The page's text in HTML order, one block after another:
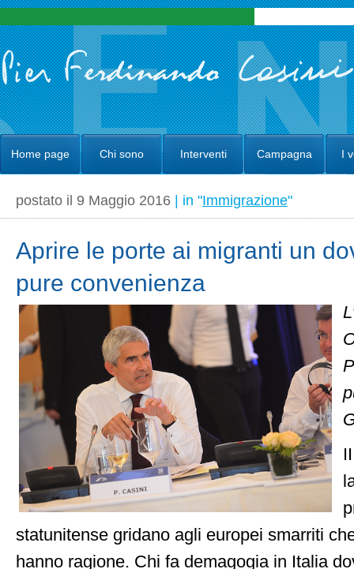
Home page Chi sono Interventi Campagna I
postato il 9 Maggio 2016 | in "Immigrazione"
Aprire le porte ai migranti un
pure convenienza
statunitense gridano agli europei smarriti
hanno ragione. Chi fa demagogia in Italia